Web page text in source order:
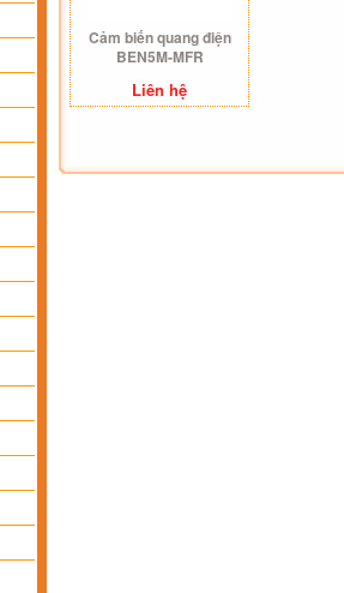
Cảm biến quang điện
BEN5M-MFR
Liên hệ